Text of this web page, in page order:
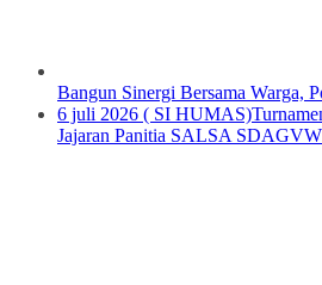
Bangun Sinergi Bersama Warga,
6 juli 2026 ( SI
Jajaran Panitia SALSA